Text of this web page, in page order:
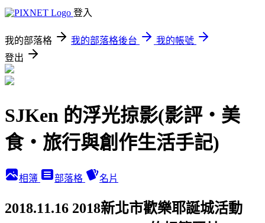
登入
我的部落格 我的部落格後台
我的帳號
登出
SJKen 的浮光掠影(影評‧美
食‧旅行與創作生活手記)
相簿 部落格 名片
2018.11.16 2018新北市歡樂耶誕城活動